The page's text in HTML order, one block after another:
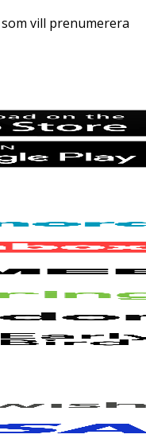
vill prenumerera